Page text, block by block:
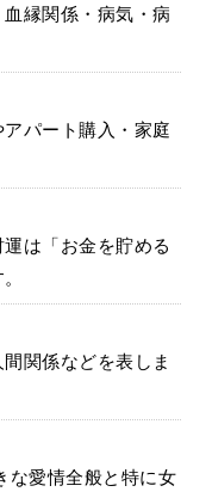
縁関係・病気・病
パート購入・家庭
は「お金を貯める
関係などを表しま
な愛情全般と特に女